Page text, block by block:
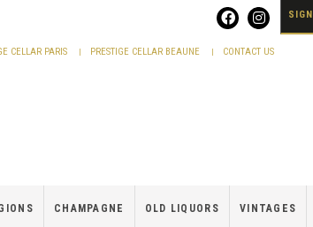
CELLAR PARIS PRESTIGE CELLAR BEAUNE CONTACT US
CHAMPAGNE OLD LIQUORS VINTAGES